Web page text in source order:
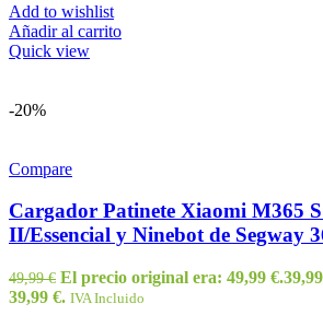
Add to wishlist
Añadir al carrito
Quick view
-20%
Compare
Cargador Patinete Xiaomi M365
II/Essencial y Ninebot de Segway
49,99€ El precio original era: 49,99 €.39,99
39,99 €. IVA Incluido